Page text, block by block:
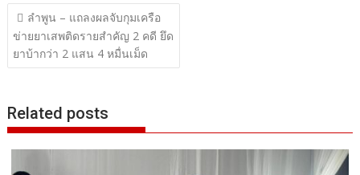
แนะแนว
เรื่อง
ลำพูน – แถลงผลจับกุมเครือ
ข่ายยาเสพติดรายสำคัญ 2 คดี ยึด
ยาบ้ากว่า 2 แสน 4 หมื่นเม็ด
Related posts